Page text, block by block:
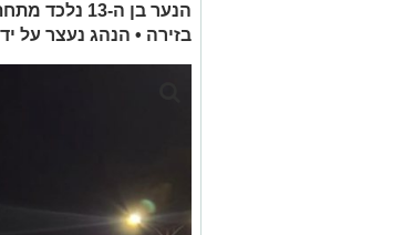
הנער בן ה-
בזירה • הנהג נעצר על